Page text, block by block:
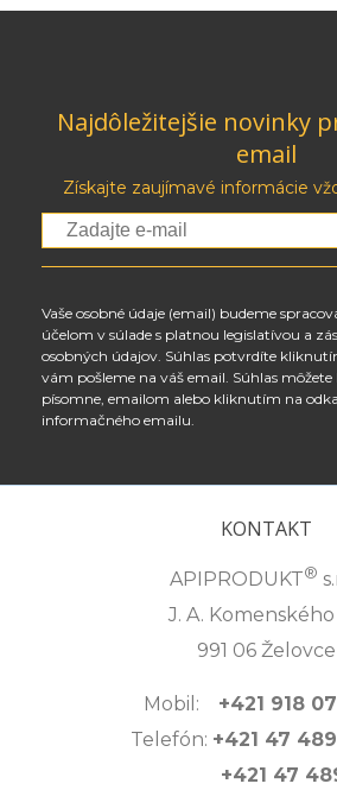
Najdôležitejšie novinky
email
Získajte zaujímavé informácie
Vaše osobné údaje (email) budeme
účelom v súlade s platnou legislatívou a
osobných údajov. Súhlas potvrdíte
vám pošleme na váš email. Súhlas
písomne, emailom alebo kliknutím na
informačného emailu.
KONTAKT
APIPRODUKT®
J. A.
991 06 Želovce
Mobil: +421 918
Telefón: +421 47
+421 47 489